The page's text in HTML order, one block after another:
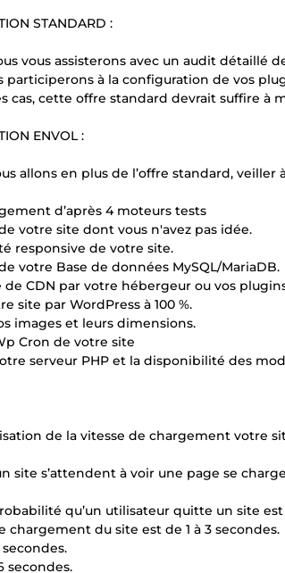
STANDARD :
vous assisterons avec un audit détaillé
participerons à la configuration de vos
cas, cette offre standard devrait suffire à
ENVOL :
allons en plus de l’offre standard, veiller
d’après 4 moteurs tests
votre site dont vous n'avez pas idée.
responsive de votre site.
votre Base de données MySQL/MariaDB.
de CDN par votre hébergeur ou vos
site par WordPress à 100 %.
images et leurs dimensions.
Cron de votre site
serveur PHP et la disponibilité des
de la vitesse de chargement votre
site s’attendent à voir une page se
qu’un utilisateur quitte un site est
chargement du site est de 1 à 3 secondes.
secondes.